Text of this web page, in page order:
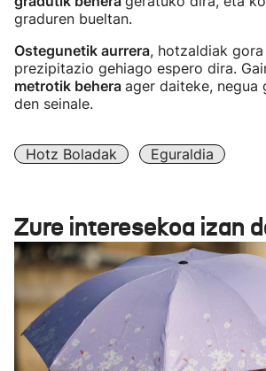
graduren bueltan.
Ostegunetik aurrera, hotzaldiak
prezipitazio gehiago espero dira.
metrotik behera ager daiteke, negua
den seinale.
Hotz Boladak Eguraldia
Zure interesekoa izan